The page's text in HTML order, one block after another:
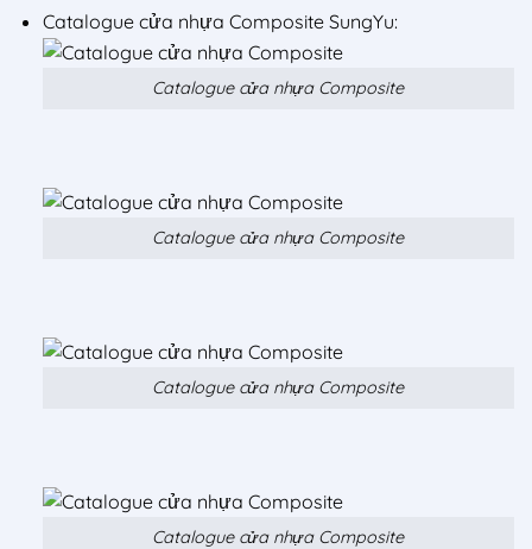
Catalogue cửa nhựa Composite SungYu:
Catalogue cửa nhựa Composite
Catalogue cửa nhựa Composite
Catalogue cửa nhựa Composite
Catalogue cửa nhựa Composite